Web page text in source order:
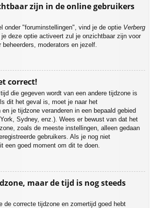
zijn in de online gebruikers
onder "foruminstellingen", vind je de optie Verberg
je deze optie activeert zul je onzichtbaar zijn voor
moderators en jezelf.
correct!
die gegeven wordt van een andere tijdzone is
dit het geval is, moet je naar het
je tijdzone veranderen in een bepaald gebied
Sydney, enz.). Wees er bewust van dat het
zoals de meeste instellingen, alleen gedaan
gebruikers. Als je nog niet
een goed moment om dit te doen.
maar de tijd is nog steeds
de correcte tijdzone en zomertijd goed hebt